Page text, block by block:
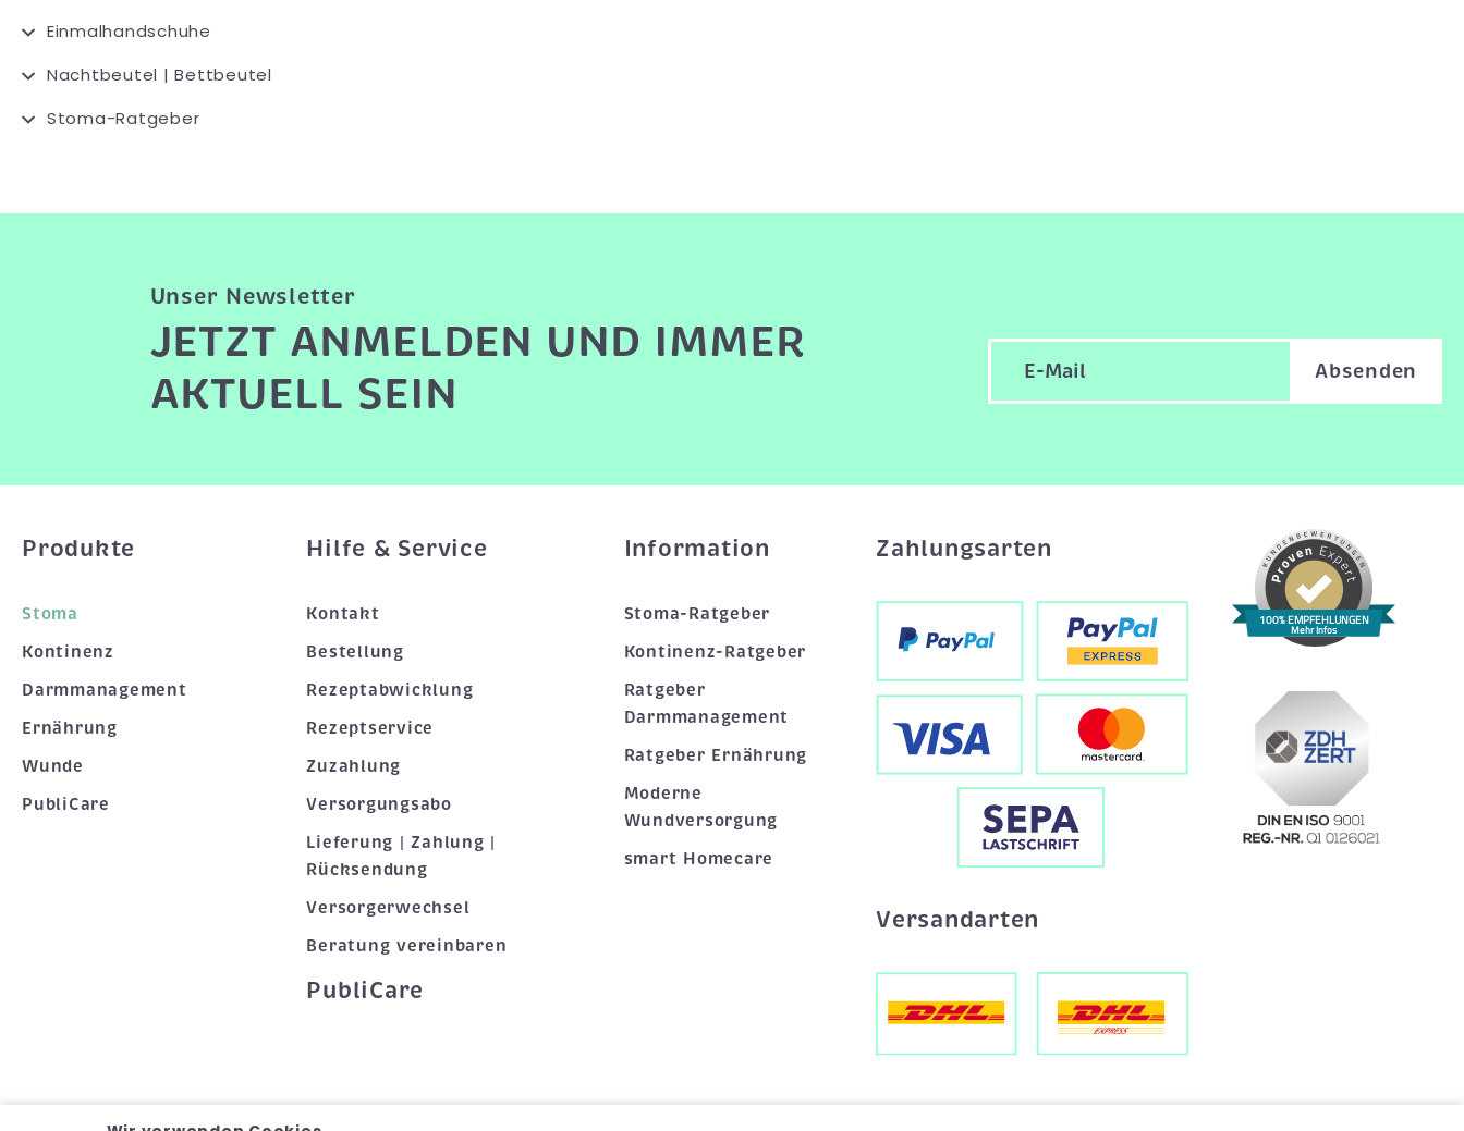
Einmalhandschuhe
Nachtbeutel | Bettbeutel
Stoma-Ratgeber
Unser Newsletter
JETZT ANMELDEN UND IMMER
AKTUELL SEIN
Absenden
Produkte
Stoma
Kontinenz
Darmmanagement
Ernährung
Wunde
PubliCare
Hilfe & Service
Kontakt
Bestellung
Rezeptabwicklung
Rezeptservice
Zuzahlung
Versorgungsabo
Lieferung | Zahlung |
Rücksendung
Versorgerwechsel
Beratung vereinbaren
Information
Stoma-Ratgeber
Kontinenz-Ratgeber
Ratgeber
Darmmanagement
Ratgeber Ernährung
Moderne
Wundversorgung
smart Homecare
PubliCare
Zahlungsarten
Versandarten
100% EMPFEHLUNGEN
Mehr Infos